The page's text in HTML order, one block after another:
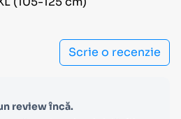
Scrie o recenzie
review încă.